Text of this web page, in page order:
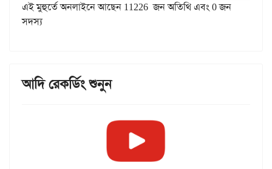
এই মুহুর্তে অনলাইনে আছেন 11226 জন অতিথি এবং 0 জন
সদস্য
আদি রেকর্ডিং শুনুন